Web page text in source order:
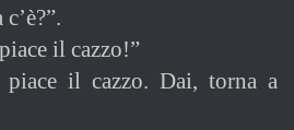
il cazzo!”
il cazzo. Dai, torna a